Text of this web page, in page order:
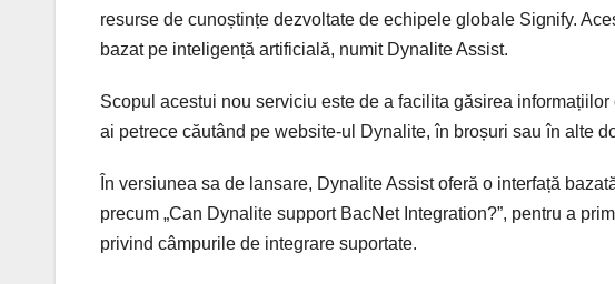
resurse de cunoștințe dezvoltate de echipele globale Signify.
bazat pe inteligență artificială, numit Dynalite Assist.
Scopul acestui nou serviciu este de a facilita găsirea
ai petrece căutând pe website-ul Dynalite, în broșuri sau în alte
În versiunea sa de lansare, Dynalite Assist oferă o interfață
precum „Can Dynalite support BacNet Integration?”, pentru a
privind câmpurile de integrare suportate.